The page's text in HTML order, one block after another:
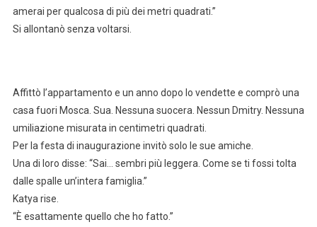
amerai per qualcosa di più dei metri quadrati.”
Si allontanò senza voltarsi.
Affittò l’appartamento e un anno dopo lo vendette e comprò una
casa fuori Mosca. Sua. Nessuna suocera. Nessun Dmitry. Nessuna
umiliazione misurata in centimetri quadrati.
Per la festa di inaugurazione invitò solo le sue amiche.
Una di loro disse: “Sai… sembri più leggera. Come se ti fossi tolta
dalle spalle un’intera famiglia.”
Katya rise.
“È esattamente quello che ho fatto.”